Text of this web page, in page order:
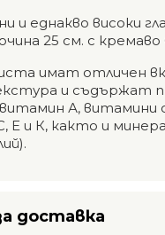
и еднакво високи
25 см. с кремаво
имат отличен
и съдържат
А, витамини
Е и К, както и
доставка